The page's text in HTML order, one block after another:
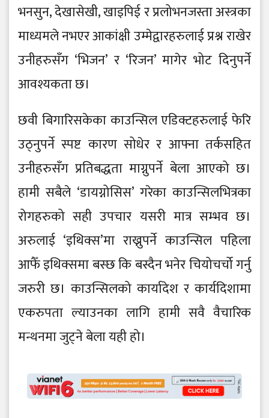
भनसुन, देखासेखी, खाइपिई र प्रलोभनजस्ता अस्त्रका
माध्यमले नभएर आकांक्षी उम्मेद्वारहरुलाई प्रश्न राखेर
उनीहरुसँग ‘भिजन’ र ‘रिजन’ मागेर भोट दिनुपर्ने
आवश्यकता छ।
छवी बिगारिसकेका काउन्सिल एडिक्टहरुलाई फेरि
उठ्नुपर्ने स्पष्ट कारण सोधेर र आफ्ना तर्कसहित
उनीहरुसँग प्रतिबद्धता माग्नुपर्ने बेला आएको छ।
हामी सबैले ‘डायग्नोसिस’ गरेका काउन्सिलभित्रका
रोगहरुको सही उपचार यसरी मात्र सम्भव छ।
अरुलाई ‘इथिक्स’मा राख्नुपर्ने काउन्सिल पहिला
आफैँ इथिक्समा बस्छ कि बस्दैन भनेर चियोचर्चो गर्नु
जरुरी छ। काउन्सिलको कार्यादेश र कार्यदिशामा
एकरुपता ल्याउनका लागि हामी सवै वैचारिक
मन्थनमा जुट्ने बेला यही हो।